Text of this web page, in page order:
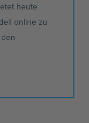
heute
online zu